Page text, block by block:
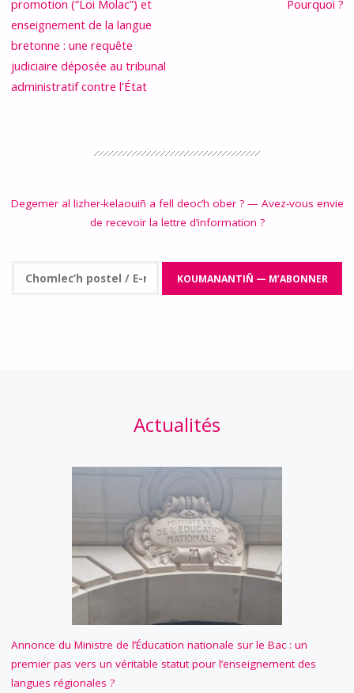
promotion (“Loi Molac”) et
enseignement de la langue
bretonne : une requête
judiciaire déposée au tribunal
administratif contre l’État
Pourquoi ?
Degemer al lizher-kelaouiñ a fell deoc’h ober ? — Avez-vous envie
de recevoir la lettre d’information ?
Actualités
Annonce du Ministre de l’Éducation nationale sur le Bac : un
premier pas vers un véritable statut pour l’enseignement des
langues régionales ?